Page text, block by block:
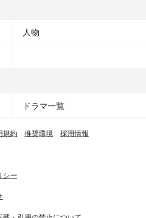
人物
ドラマ一覧
規約 推奨環境 採用情報
シー